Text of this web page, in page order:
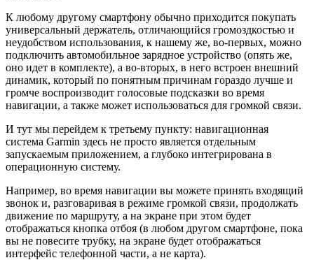
К любому другому смартфону обычно приходится покупать
универсальный держатель, отличающийся громоздкостью и
неудобством использования, к нашему же, во-первых, можно
подключить автомобильное зарядное устройство (опять же,
оно идет в комплекте), а во-вторых, в него встроен внешний
динамик, который по понятным причинам гораздо лучше и
громче воспроизводит голосовые подсказки во время
навигации, а также может использоваться для громкой связи.
И тут мы перейдем к третьему пункту: навигационная
система Garmin здесь не просто является отдельным
запускаемым приложением, а глубоко интегрирована в
операционную систему.
Например, во время навигации вы можете принять входящий
звонок и, разговаривая в режиме громкой связи, продолжать
движение по маршруту, а на экране при этом будет
отображаться кнопка отбоя (в любом другом смартфоне, пока
вы не повесите трубку, на экране будет отображаться
интерфейс телефонной части, а не карта).